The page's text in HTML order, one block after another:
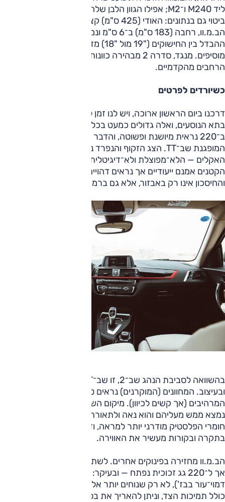
ליד M240 ו־M2; אפילו הגוון הלבן שלה פחות בוהק. ויש לכך
ההבדל בין החישוקים ("19 מול "18) מדגיש, הפנסים מסביב
מוסיפים. מנגד, סדרה 2 מבהירה כוונות עם צמיגים אחוריים
הרחבים מהקדמיים.
כשיורדים לפרטים
דרכנו ביום הראשון ארוכה, ויש לנו זמן להתעכב על ההבדלים
בתא הנוסעים, ואלה גדולים כמעט בכל היבט. סביבת הנהג
ב־220 נראית מיושנת ופשוטה, והדבר הודגש ליד המודרניות
המופגנת שב־TT. הצג הזקוף והנפרד נראה מעט קטן, בקרת
האקלים — הלא־מפוצלת ולא־דיגיטלית — פשוטה, המחוונים
הקטנים אמנם ייעודיים אך נראים דהויים, ואפילו אין תאורת מפות.
והחיסכון אינו רק באבזור, אלא גם ברמת ההגשה.
ובעיצוב. המחוונים (המוקרנים) נראים טוב, וכך גם פתחי האוורור
המרהיבים (אך קשים לכיוון). מיקום השליטה בבקרת האקלים
נמצא ממש מעליהם והוא נאה ולתאורת המפות נורת לד. מרקם
חומרי הפלסטיק מודרני יותר למראה, ודיפון האלקנטרה הכהה
בתקרה ובקורות מעשיר את האווירה.
הב.מ.וו מחזירה בפינוקים אחרים. לשתי המכוניות מפתח חכם,
אך ל־220 גג זכוכית נפתח — ובעיקר: המושבים הקדמיים (ריפוד
דמוי־עור בבז'), לא רק שנוחים יותר אלא בעלי כוונון חשמלי מלא,
כולל תמיכות הצד, וניתן להאריך את בסיס המושב; חבל רק